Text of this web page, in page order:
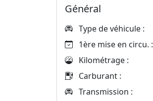
Général
Type de véhicule :
1ère mise en circu. :
Kilométrage :
Carburant :
Transmission :